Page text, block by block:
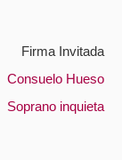
Firma Invitada
Consuelo Hueso
Soprano inquieta